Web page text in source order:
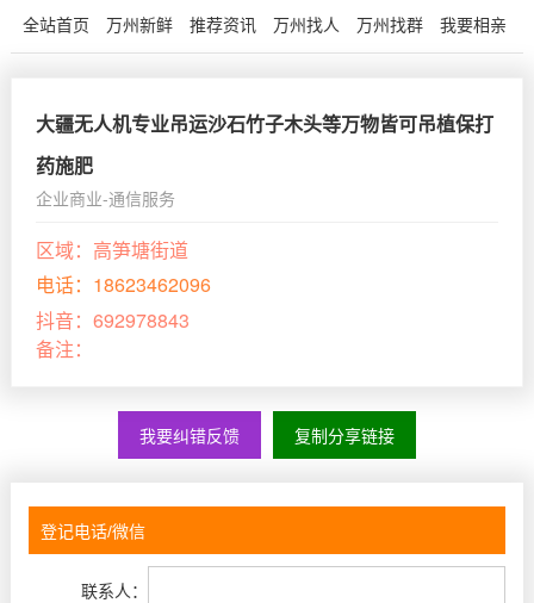
全站首页 万州新鲜 推荐资讯 万州找人 万州找群 我要相亲
大疆无人机专业吊运沙石竹子木头等万物皆可吊植保打
药施肥
企业商业-通信服务
区域： 高笋塘街道
电话： 18623462096
抖音： 692978843
备注：
我要纠错反馈 复制分享链接
联系人：